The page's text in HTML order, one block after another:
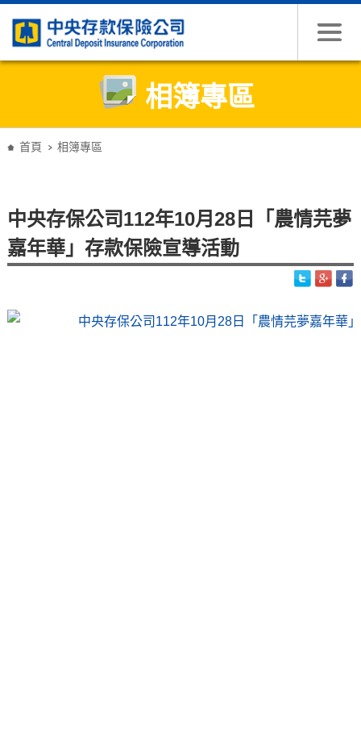
相簿專區
首頁 相簿專區
中央存保公司112年10月28日「農情芫夢
嘉年華」存款保險宣導活動